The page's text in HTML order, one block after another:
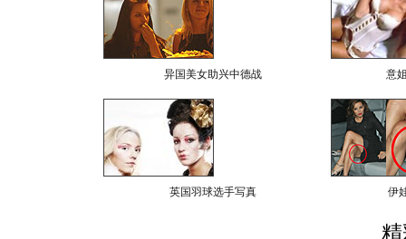
异国美女助兴中德战 意
英国羽球选手写真 伊